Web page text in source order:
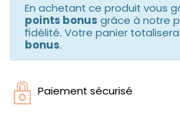
En achetant ce produit vous
points bonus grâce à notre
fidélité. Votre panier totalisera
bonus.
Paiement sécurisé